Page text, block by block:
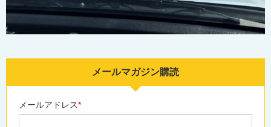
メールマガジン購読
メールアドレス*